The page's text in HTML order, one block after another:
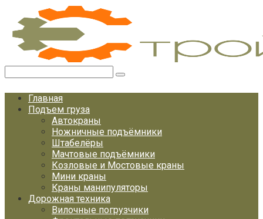
Перейти
контенту
Главная
Подъем груза
Автокраны
Ножничные подъёмники
Штабелёры
Мачтовые подъёмники
Козловые и Мостовые краны
Мини краны
Краны манипуляторы
Дорожная техника
Вилочные погрузчики